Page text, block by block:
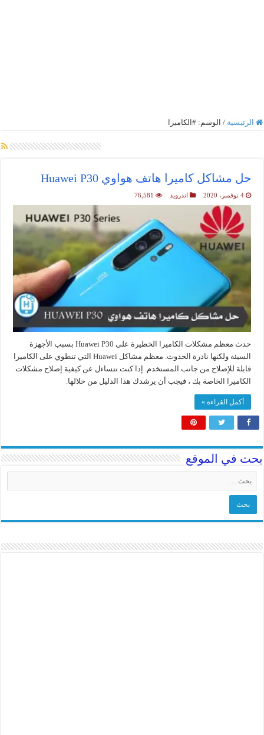
الرئيسية / الوسم: #الكاميرا
حل مشاكل كاميرا هاتف هواوي Huawei P30
4 نوفمبر، 2020 اندرويد 76,581
حدث معظم مشكلات الكاميرا الخطيرة على Huawei P30 بسبب الأجهزة
السيئة ولكنها نادرة الحدوث. معظم مشاكل Huawei التي تنطوي على الكاميرا
قابلة للإصلاح من جانب المستخدم. إذا كنت تتساءل عن كيفية إصلاح مشكلات
الكاميرا الخاصة بك ، فيجب أن يرشدك هذا الدليل من خلالها.
أكمل القراءة »
بحث في الموقع